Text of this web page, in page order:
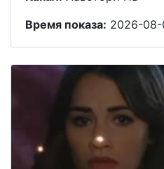
Время показа: 2026-08-